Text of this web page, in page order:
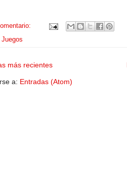
Juegos
más recientes
a: Entradas (Atom)